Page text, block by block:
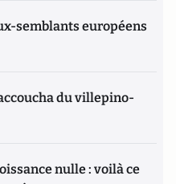
semblants européens
du villepino-
nulle : voilà ce